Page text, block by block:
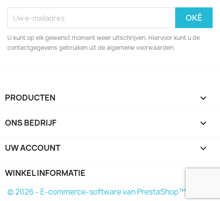
U kunt op elk gewenst moment weer uitschrijven. Hiervoor kunt u de
contactgegevens gebruiken uit de algemene voorwaarden.
PRODUCTEN 
ONS BEDRIJF 
UW ACCOUNT 
WINKEL INFORMATIE
© 2026 - E-commerce-software van PrestaShop™